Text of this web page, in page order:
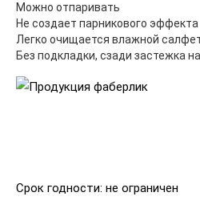
Можно отпаривать
Не создает парникового эффекта
Легко очищается влажной
Без подкладки, сзади застежка
Срок годности: не ограничен